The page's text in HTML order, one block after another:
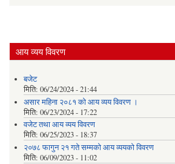
आय व्यय विवरण
बजेट
मिति: 06/24/2024 - 21:44
असार महिना २०८१ को आय व्यय विवरण ।
मिति: 06/23/2024 - 17:22
वजेट तथा आय व्यय विवरण
मिति: 06/25/2023 - 18:37
२०७८ फागुन २१ गते सम्मको आय व्ययको विवरण
मिति: 06/09/2023 - 11:02